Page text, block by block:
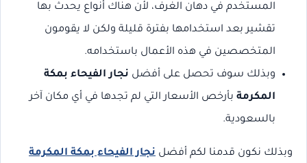
المستخدم في دهان الغرف، لأن هناك أنواع يحدث بها
تقشير بعد استخدامها بفترة قليلة ولكن لا يقومون
المتخصصين في هذه الأعمال باستخدامه.
وبذلك سوف تحصل على أفضل نجار الفيحاء بمكة
المكرمة بأرخص الأسعار التي لم تجدها في أي مكان آخر
بالسعودية.
وبذلك نكون قدمنا لكم أفضل نجار الفيحاء بمكة المكرمة